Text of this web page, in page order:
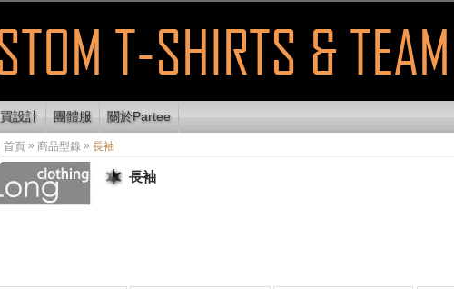
買設計 團體服 關於Partee
首頁 » 商品型錄 » 長袖
長袖